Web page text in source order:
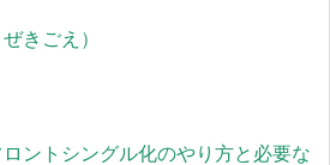
きごえ）
ロントシングル化のやり方と必要な